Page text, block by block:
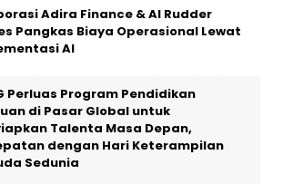
Adira Finance & AI Rudder
Pangkas Biaya Operasional Lewat
AI
Perluas Program Pendidikan
di Pasar Global untuk
Talenta Masa Depan,
dengan Hari Keterampilan
Sedunia